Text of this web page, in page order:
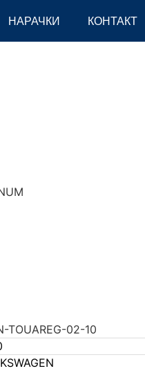
НАРАЧКИ КОНТАКТ
TOUAREG-02-10